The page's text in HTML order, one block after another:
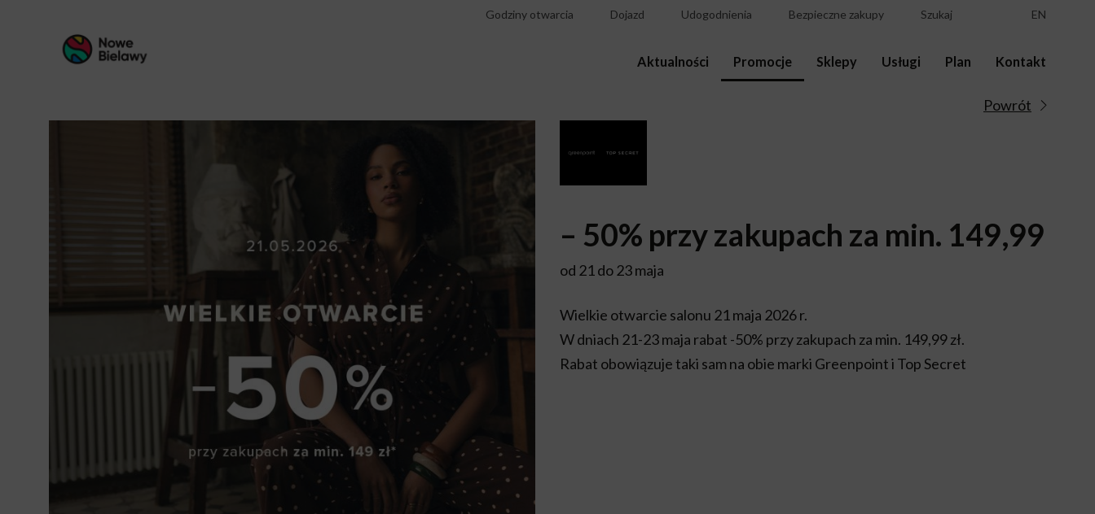
Godziny otwarcia Dojazd Udogodnienia Bezpieczne zakupy Szukaj EN
Aktualności Promocje Sklepy Usługi Plan Kontakt
Powrót
– 50% przy zakupach za min. 149,99
od 21 do 23 maja
Wielkie otwarcie salonu 21 maja 2026 r.
W dniach 21-23 maja rabat -50% przy zakupach za min. 149,99 zł.
Rabat obowiązuje taki sam na obie marki Greenpoint i Top Secret